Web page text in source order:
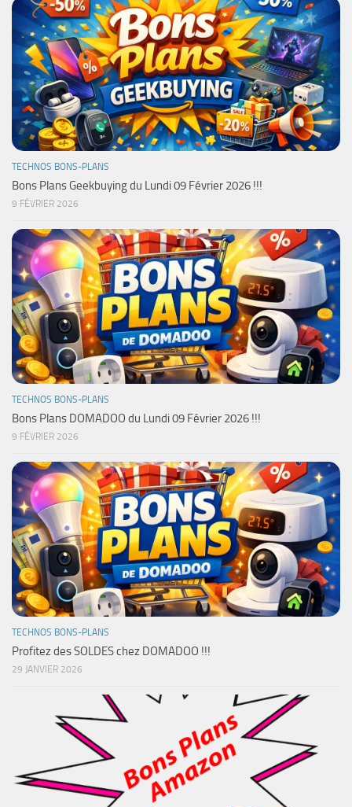
TECHNOS BONS-PLANS
Bons Plans Geekbuying du Lundi 09 Février 2026 !!!
9 FÉVRIER 2026
TECHNOS BONS-PLANS
Bons Plans DOMADOO du Lundi 09 Février 2026 !!!
9 FÉVRIER 2026
TECHNOS BONS-PLANS
Profitez des SOLDES chez DOMADOO !!!
29 JANVIER 2026